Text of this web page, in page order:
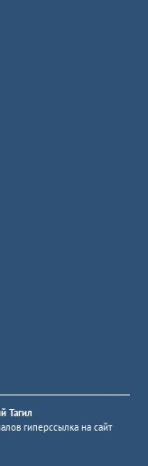
Тагил
гиперссылка на сайт